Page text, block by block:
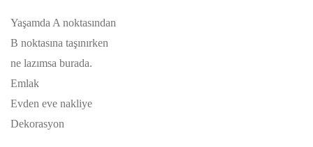
Yaşamda A noktasından
B noktasına taşınırken
ne lazımsa burada.
Emlak
Evden eve nakliye
Dekorasyon